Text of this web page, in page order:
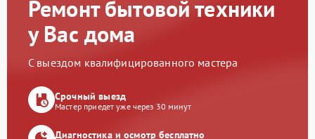
Ремонт бытовой техники
у Вас дома
С выездом квалифицированного мастера
Срочный выезд
Мастер приедет уже через 30 минут
Диагностика и осмотр бесплатно